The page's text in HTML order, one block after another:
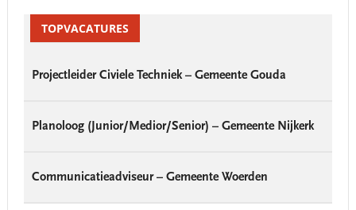
SidebarTOPVACATURES
Projectleider Civiele Techniek – Gemeente Gouda
Planoloog (Junior/Medior/Senior) – Gemeente Nijkerk
Communicatieadviseur – Gemeente Woerden